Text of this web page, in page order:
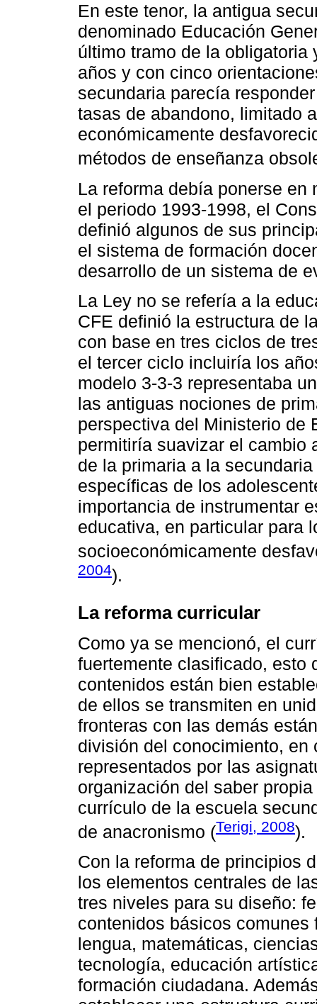
En este tenor, la antigua
denominado Educación
último tramo de la
años y con cinco
secundaria parecía
tasas de abandono, limitado
económicamente
métodos de enseñanza
La reforma debía ponerse
el periodo 1993-1998, el
definió algunos de sus
el sistema de formación
desarrollo de un sistema de
La Ley no se refería a la
CFE definió la estructura de
con base en tres ciclos de
el tercer ciclo incluiría los
modelo 3-3-3 representaba
las antiguas nociones de
perspectiva del Ministerio de
permitiría suavizar el cambio
de la primaria a la
específicas de los
importancia de instrumentar
educativa, en particular para
socioeconómicamente
2004).
La reforma curricular
Como ya se mencionó, el
fuertemente clasificado, esto
contenidos están bien
de ellos se transmiten en
fronteras con las demás
división del conocimiento, en
representados por las
organización del saber
currículo de la escuela
de anacronismo (Terigi, 2008).
Con la reforma de principios
los elementos centrales de
tres niveles para su diseño:
contenidos básicos
lengua, matemáticas,
tecnología, educación
formación ciudadana.